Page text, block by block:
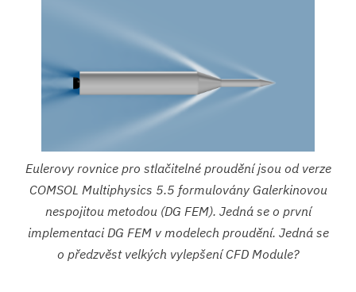
Eulerovy rovnice pro stlačitelné proudění jsou od verze
COMSOL Multiphysics 5.5 formulovány Galerkinovou
nespojitou metodou (DG FEM). Jedná se o první
implementaci DG FEM v modelech proudění. Jedná se
o předzvěst velkých vylepšení CFD Module?